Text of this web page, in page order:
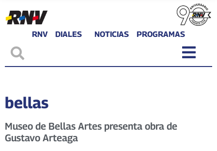
RNV DIALES NOTICIAS PROGRAMAS
bellas
Museo de Bellas Artes presenta obra de
Gustavo Arteaga